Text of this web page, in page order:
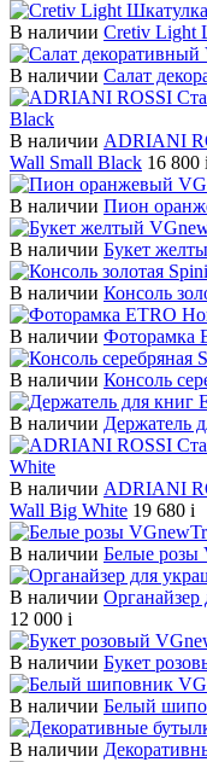
В наличии Cretiv Light
В наличии Салат
В наличии ADRIANI
Wall Small Black 16 800 i
В наличии Пион
В наличии Букет
В наличии Консоль
В наличии Фоторамка
В наличии Консоль
В наличии Держатель
В наличии ADRIANI
Wall Big White 19 680 i
В наличии Белые розы
В наличии Органайзер
12 000 i
В наличии Букет
В наличии Белый
В наличии